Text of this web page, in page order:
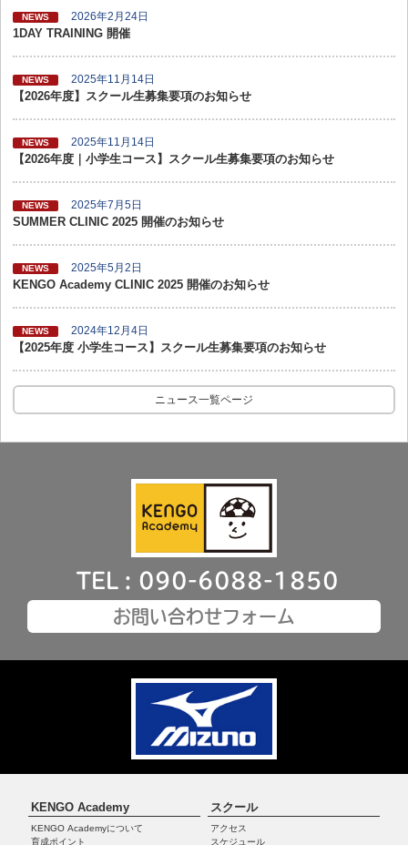
NEWS 2026年2月24日
1DAY TRAINING 開催
NEWS 2025年11月14日
【2026年度】スクール生募集要項のお知らせ
NEWS 2025年11月14日
【2026年度｜小学生コース】スクール生募集要項のお知らせ
NEWS 2025年7月5日
SUMMER CLINIC 2025 開催のお知らせ
NEWS 2025年5月2日
KENGO Academy CLINIC 2025 開催のお知らせ
NEWS 2024年12月4日
【2025年度 小学生コース】スクール生募集要項のお知らせ
ニュース一覧ページ
TEL : 090-6088-1850
お問い合わせフォーム
KENGO Academy
KENGO Academyについて
育成ポイント
スクール
アクセス
スケジュール